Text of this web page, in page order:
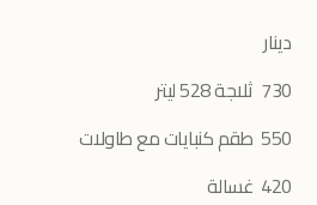
دينار
730 ثلاجة 528 ليتر
550 طقم كنبايات مع طاولات
420 غسالة